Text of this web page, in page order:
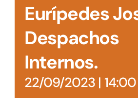
Eurípedes
Despachos
Internos.
22/09/2023 | 14:00